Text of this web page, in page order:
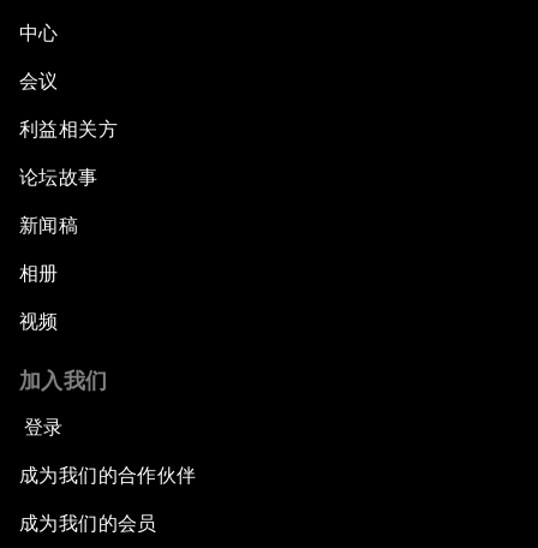
中心
会议
利益相关方
论坛故事
新闻稿
相册
视频
加入我们
登录
成为我们的合作伙伴
成为我们的会员